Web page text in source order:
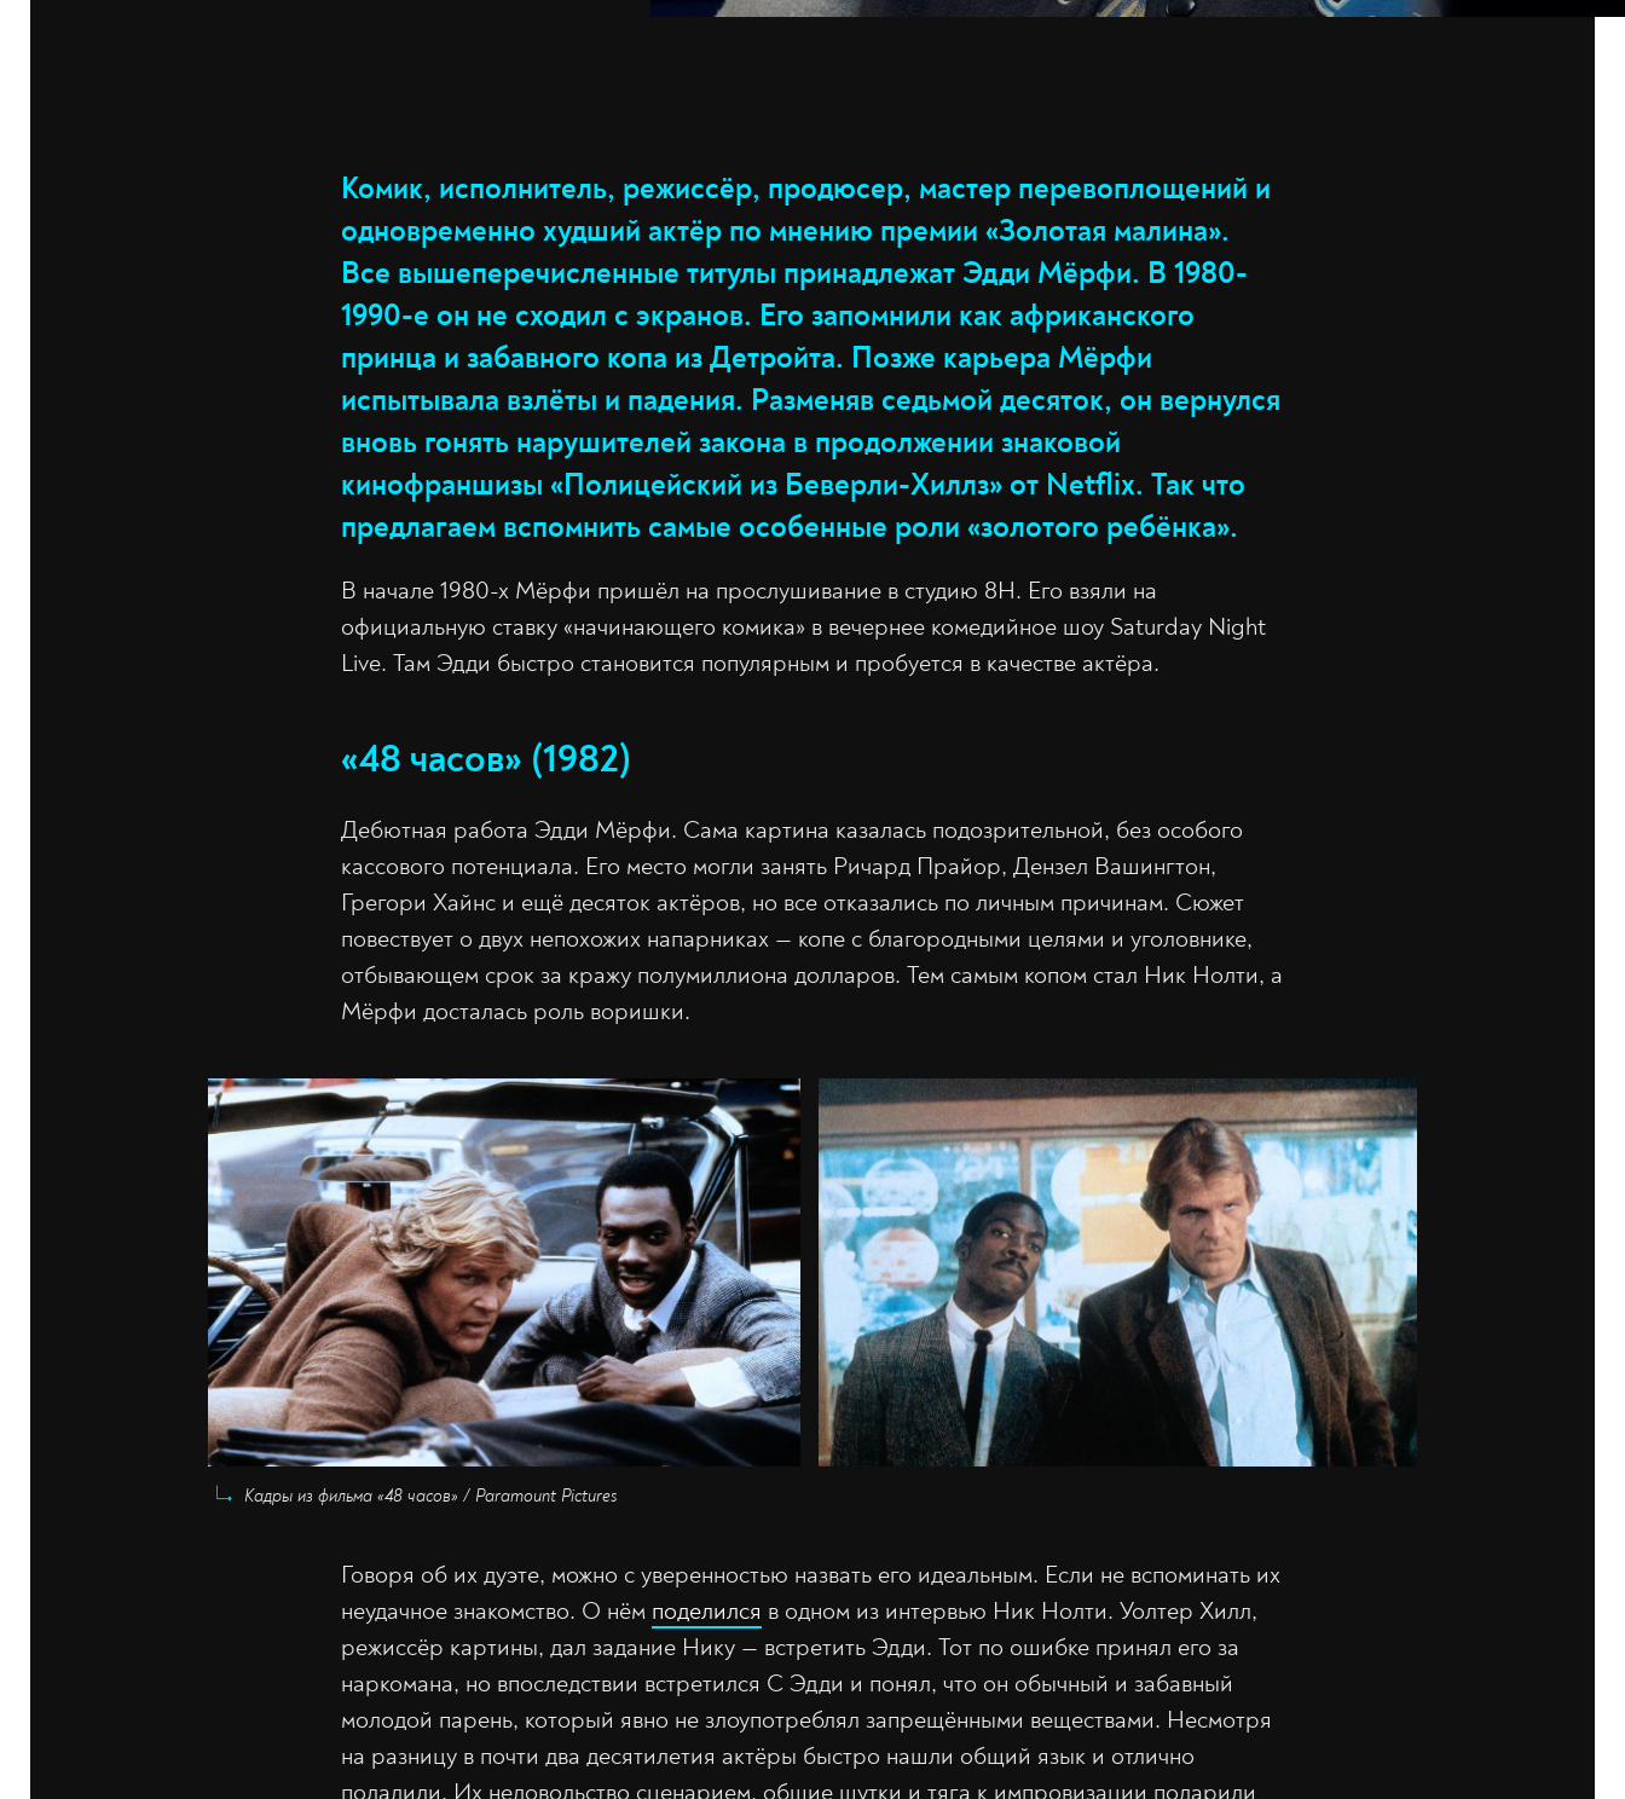
Комик, исполнитель, режиссёр, продюсер, мастер перевоплощений и
одновременно худший актёр по мнению премии «Золотая малина».
Все вышеперечисленные титулы принадлежат Эдди Мёрфи. В 1980-
1990-е он не сходил с экранов. Его запомнили как африканского
принца и забавного копа из Детройта. Позже карьера Мёрфи
испытывала взлёты и падения. Разменяв седьмой десяток, он вернулся
вновь гонять нарушителей закона в продолжении знаковой
кинофраншизы «Полицейский из Беверли-Хиллз» от Netflix. Так что
предлагаем вспомнить самые особенные роли «золотого ребёнка».
В начале 1980-х Мёрфи пришёл на прослушивание в студию 8Н. Его взяли на
официальную ставку «начинающего комика» в вечернее комедийное шоу Saturday Night
Live. Там Эдди быстро становится популярным и пробуется в качестве актёра.
«48 часов» (1982)
Дебютная работа Эдди Мёрфи. Сама картина казалась подозрительной, без особого
кассового потенциала. Его место могли занять Ричард Прайор, Дензел Вашингтон,
Грегори Хайнс и ещё десяток актёров, но все отказались по личным причинам. Сюжет
повествует о двух непохожих напарниках — копе с благородными целями и уголовнике,
отбывающем срок за кражу полумиллиона долларов. Тем самым копом стал Ник Нолти, а
Мёрфи досталась роль воришки.
Кадры из фильма «48 часов» / Paramount Pictures
Говоря об их дуэте, можно с уверенностью назвать его идеальным. Если не вспоминать их
неудачное знакомство. О нём поделился в одном из интервью Ник Нолти. Уолтер Хилл,
режиссёр картины, дал задание Нику — встретить Эдди. Тот по ошибке принял его за
наркомана, но впоследствии встретился С Эдди и понял, что он обычный и забавный
молодой парень, который явно не злоупотреблял запрещёнными веществами. Несмотря
на разницу в почти два десятилетия актёры быстро нашли общий язык и отлично
поладили. Их недовольство сценарием, общие шутки и тяга к импровизации подарили